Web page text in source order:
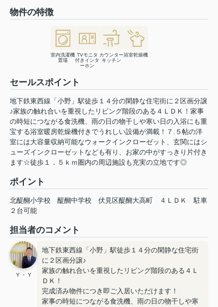
物件の特徴
室内洗濯機
置場
TVモニタ
付きインタ
ーホン
カウンター
キッチン
浴室乾燥機
セールスポイント
地下鉄東西線「小野」駅徒歩１４分の閑静な住宅街に２区画分譲
♪家族の触れ合いを重視したリビング階段のある４ＬＤＫ！家事
の時短につながる食洗機、雨の日の物干しや寒い日の入浴にも重
宝する浴室暖房乾燥機付きでうれしい設備が満載！７.５帖の洋
室には大容量収納可能なウォークインクローゼット、玄関にはシ
ューズインクローゼットなども有り、お家の中がすっきり片付き
ます☆徒歩１．５ｋｍ圏内の周辺施設も充実の立地です◎
ポイント
北醍醐小学校 醍醐中学校 伏見区醍醐大高町 ４ＬＤＫ
駐車
２台可能
担当者のコメント
Y ・ Y
地下鉄東西線「小野」駅徒歩１４分の閑静な住宅街
に２区画分譲♪
家族の触れ合いを重視したリビング階段のある４Ｌ
ＤＫ！
完成済み物件につき即ご入居いただけます！
家事の時短につながる食洗機、雨の日の物干しや寒